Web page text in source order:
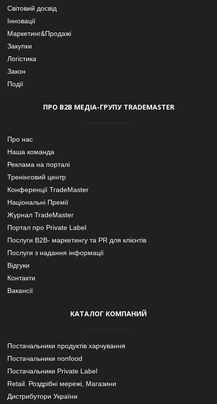
Світовий досвід
Інновації
Маркетинг&Продажі
Закупки
Логістика
Закон
Події
ПРО В2В МЕДІА-ГРУПУ TRADEMASTER
Про нас
Наша команда
Реклама на порталі
Тренінговий центр
Конференції TradeMaster
Національні Премії
Журнал TradeMaster
Портал про Private Label
Послуги В2В- маркетингу та PR для клієнтів
Послуги з надання інформації
Відгуки
Контакти
Вакансії
КАТАЛОГ КОМПАНИЙ
Постачальники продуктів харчування
Постачальники nonfood
Постачальники Private Label
Retail. Роздрібні мережі, Магазини
Дистрибутори України